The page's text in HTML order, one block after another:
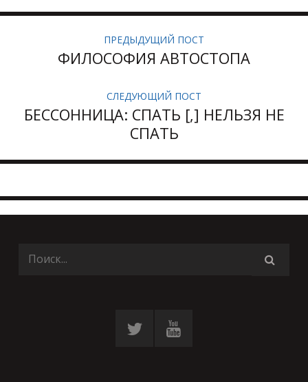
ПРЕДЫДУЩИЙ ПОСТ
ФИЛОСОФИЯ АВТОСТОПА
СЛЕДУЮЩИЙ ПОСТ
БЕССОННИЦА: СПАТЬ [,] НЕЛЬЗЯ НЕ
СПАТЬ